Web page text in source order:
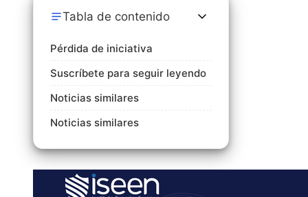
Tabla de contenido
Pérdida de iniciativa
Suscríbete para seguir leyendo
Noticias similares
Noticias similares